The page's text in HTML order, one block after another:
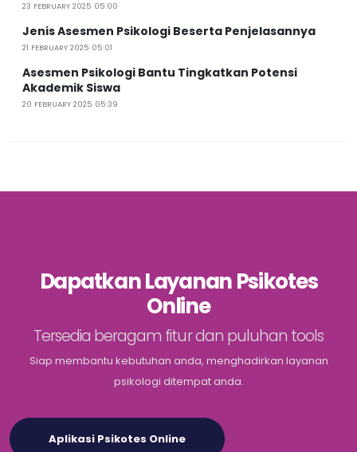
23 FEBRUARY 2025 05:00
Jenis Asesmen Psikologi Beserta Penjelasannya
21 FEBRUARY 2025 05:01
Asesmen Psikologi Bantu Tingkatkan Potensi
Akademik Siswa
20 FEBRUARY 2025 05:39
Dapatkan Layanan Psikotes
Online
Tersedia beragam fitur dan puluhan tools
Siap membantu kebutuhan anda, menghadirkan layanan
psikologi ditempat anda.
Aplikasi Psikotes Online